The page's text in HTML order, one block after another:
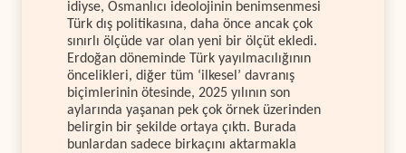
idiyse, Osmanlıcı ideolojinin benimsenmesi
Türk dış politikasına, daha önce ancak çok
sınırlı ölçüde var olan yeni bir ölçüt ekledi.
Erdoğan döneminde Türk yayılmacılığının
öncelikleri, diğer tüm ‘ilkesel’ davranış
biçimlerinin ötesinde, 2025 yılının son
aylarında yaşanan pek çok örnek üzerinden
belirgin bir şekilde ortaya çıktı. Burada
bunlardan sadece birkaçını aktarmakla